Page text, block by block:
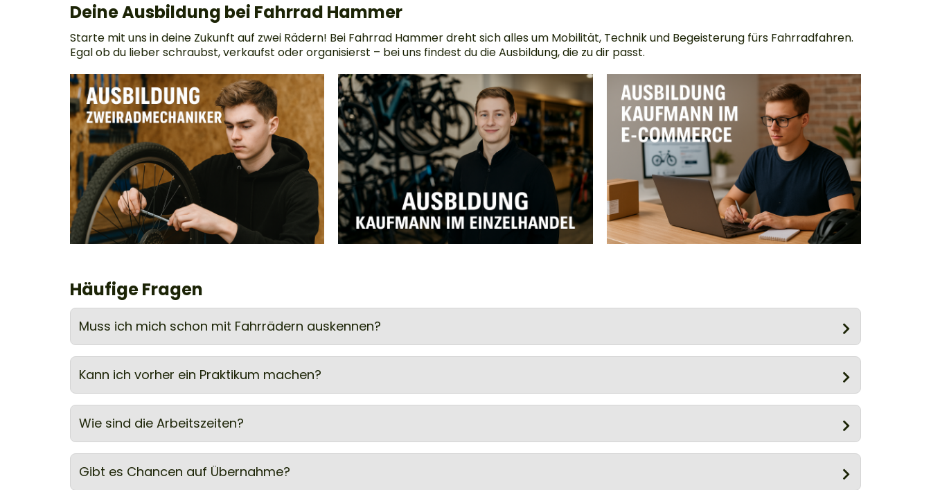
Deine Ausbildung bei Fahrrad Hammer
Starte mit uns in deine Zukunft auf zwei Rädern! Bei Fahrrad Hammer dreht sich alles um Mobilität, Technik und Begeisterung fürs Fahrradfahren.
Egal ob du lieber schraubst, verkaufst oder organisierst – bei uns findest du die Ausbildung, die zu dir passt.
Häufige Fragen
Muss ich mich schon mit Fahrrädern auskennen?
Kann ich vorher ein Praktikum machen?
Wie sind die Arbeitszeiten?
Gibt es Chancen auf Übernahme?